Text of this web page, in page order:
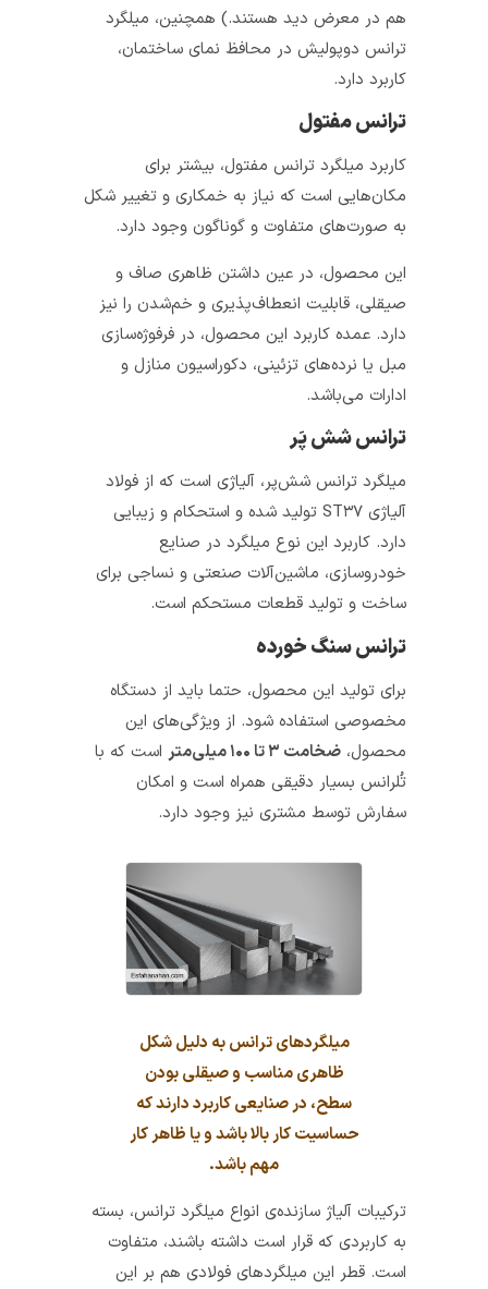
هم در معرض دید هستند.) همچنین، میلگرد
ترانس دوپولیش در محافظ نمای ساختمان،
کاربرد دارد.
ترانس مفتول
کاربرد میلگرد ترانس مفتول، بیشتر برای
مکان‌هایی است که نیاز به خمکاری و تغییر شکل
به صورت‌های متفاوت و گوناگون وجود دارد.
این محصول، در عین داشتن ظاهری صاف و
صیقلی، قابلیت انعطاف‌پذیری و خم‌شدن را نیز
دارد. عمده کاربرد این محصول، در فرفوژه‌سازی
مبل یا نرده‌های تزئینی، دکوراسیون منازل و
ادارات می‌باشد.
ترانس شش‌ پَر
میلگرد ترانس شش‌پر، آلیاژی است که از فولاد
آلیاژی ST۳۷ تولید شده و استحکام و زیبایی
دارد. کاربرد این نوع میلگرد در صنایع
خودروسازی، ماشین‌آلات صنعتی و نساجی برای
ساخت و تولید قطعات مستحکم است.
ترانس سنگ‌ خورده
برای تولید این محصول، حتما باید از دستگاه
مخصوصی استفاده شود. از ویژگی‌های این
ضخامت ۳ تا ۱۰۰ میلی‌متر
است که با
تُلرانس بسیار دقیقی همراه است و امکان
سفارش توسط مشتری نیز وجود دارد.
میلگردهای ترانس به دلیل شکل
ظاهری مناسب و صیقلی بودن
سطح، در صنایعی کاربرد دارند که
حساسیت کار بالا باشد و یا ظاهر کار
ترکیبات آلیاژ سازنده‌ی انواع میلگرد ترانس، بسته
به کاربردی که قرار است داشته باشند، متفاوت
است. قطر این میلگردهای فولادی هم بر این